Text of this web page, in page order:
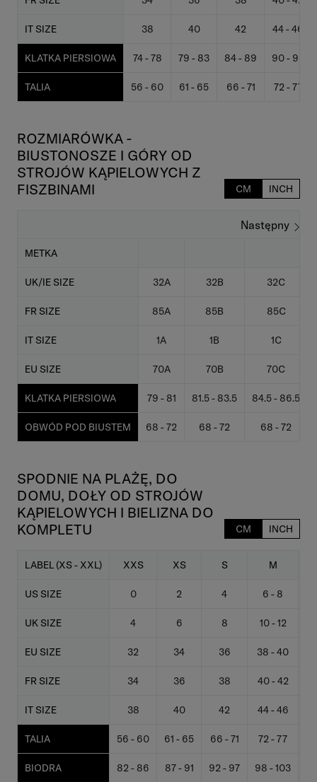
IT SIZE 38 40 42 44 - 46
KLATKA PIERSIOWA 74 - 78 79 - 83 84 - 89 90 - 95
TALIA 56 - 60 61 - 65 66 - 71 72 - 77
ROZMIARÓWKA -
BIUSTONOSZE I GÓRY OD
STROJÓW KĄPIELOWYCH Z
FISZBINAMI
CM INCH
Następny
METKA
UK/IE SIZE 32A 32B 32C
FR SIZE 85A 85B 85C
IT SIZE 1A 1B 1C
EU SIZE 70A 70B 70C
KLATKA PIERSIOWA 79 - 81 81.5 - 83.5 84.5 - 86.5
OBWÓD POD BIUSTEM 68 - 72 68 - 72 68 - 72
SPODNIE NA PLAŻĘ, DO
DOMU, DOŁY OD STROJÓW
KĄPIELOWYCH I BIELIZNA DO
KOMPLETU
CM INCH
LABEL (XS - XXL) XXS XS S M
US SIZE 0 2 4 6 - 8
UK SIZE 4 6 8 10 - 12
EU SIZE 32 34 36 38 - 40
FR SIZE 34 36 38 40 - 42
IT SIZE 38 40 42 44 - 46
TALIA 56 - 60 61 - 65 66 - 71 72 - 77
BIODRA 82 - 86 87 - 91 92 - 97 98 - 103